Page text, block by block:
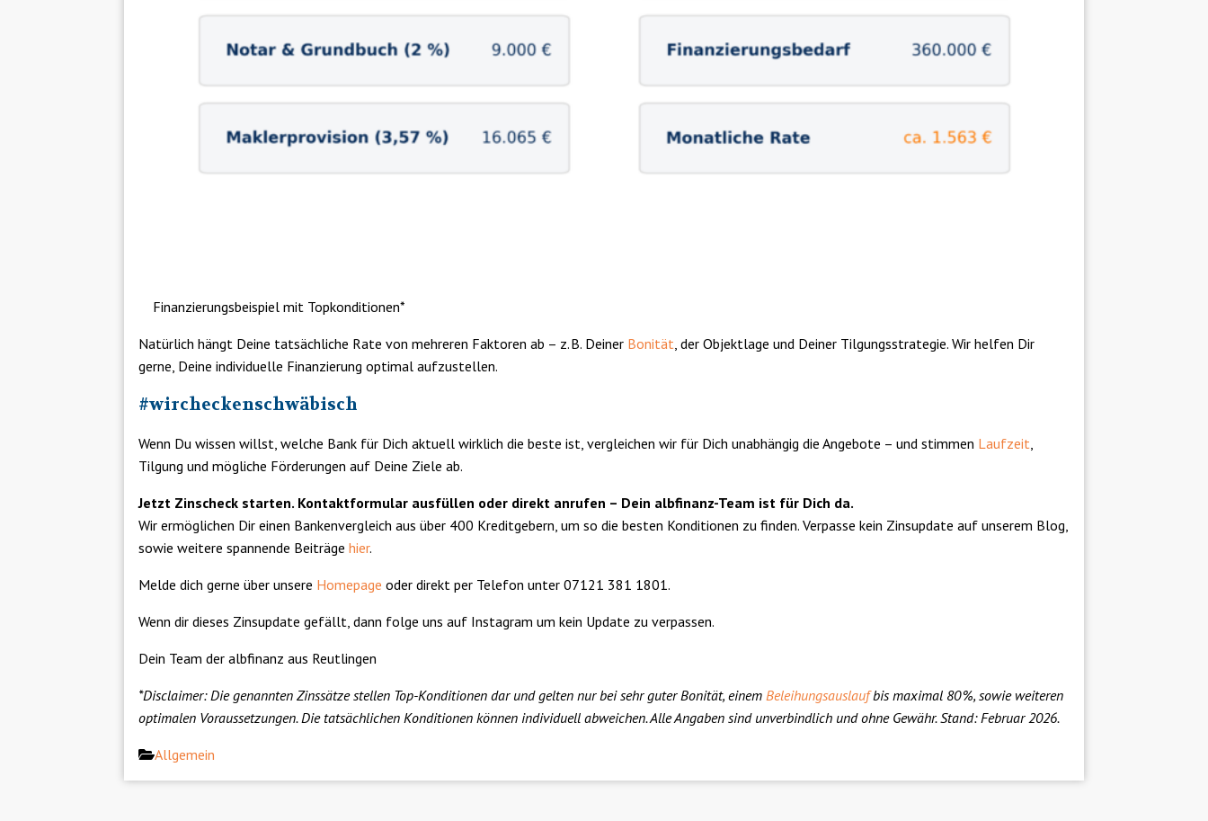
Finanzierungsbeispiel mit Topkonditionen*
Natürlich hängt Deine tatsächliche Rate von mehreren Faktoren ab – z. B. Deiner Bonität , der Objektlage und Deiner Tilgungsstrategie. Wir helfen Dir
gerne, Deine individuelle Finanzierung optimal aufzustellen.
#wircheckenschwäbisch
Wenn Du wissen willst, welche Bank für Dich aktuell wirklich die beste ist, vergleichen wir für Dich unabhängig die Angebote – und stimmen Laufzeit
Tilgung und mögliche Förderungen auf Deine Ziele ab.
Jetzt Zinscheck starten. Kontaktformular ausfüllen oder direkt anrufen – Dein albfinanz-Team ist für Dich da.
Wir ermöglichen Dir einen Bankenvergleich aus über 400 Kreditgebern, um so die besten Konditionen zu finden. Verpasse kein Zinsupdate auf unserem Blog,
sowie weitere spannende Beiträge hier.
Melde dich gerne über unsere Homepage oder direkt per Telefon unter 07121 381 1801.
Wenn dir dieses Zinsupdate gefällt, dann folge uns auf Instagram um kein Update zu verpassen.
Dein Team der albfinanz aus Reutlingen
*Disclaimer: Die genannten Zinssätze stellen Top-Konditionen dar und gelten nur bei sehr guter Bonität, einem Beleihungsauslaufbis maximal 80 %, sowie weiteren
optimalen Voraussetzungen. Die tatsächlichen Konditionen können individuell abweichen. Alle Angaben sind unverbindlich und ohne Gewähr. Stand: Februar 2026.
Categories
Allgemein